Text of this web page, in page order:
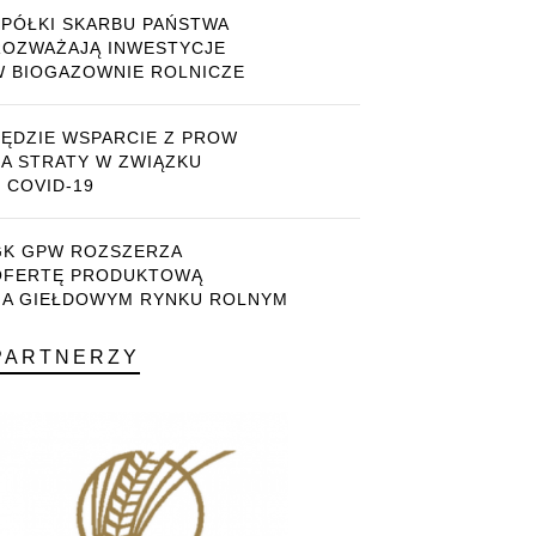
SKARBU PAŃSTWA
INWESTYCJE
BIOGAZOWNIE ROLNICZE
WSPARCIE Z PROW
STRATY W ZWIĄZKU
COVID-19
GPW ROZSZERZA
PRODUKTOWĄ
GIEŁDOWYM RYNKU ROLNYM